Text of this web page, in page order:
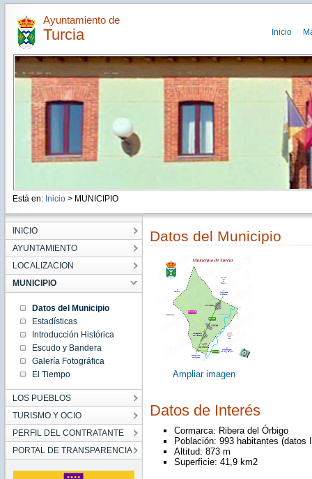
Ayuntamiento de
Turcia Inicio
Está en: Inicio > MUNICIPIO
INICIO
AYUNTAMIENTO
LOCALIZACION
MUNICIPIO
Datos del Municipio
Estadísticas
Introducción Histórica
Escudo y Bandera
Galería Fotográfica
El Tiempo
LOS PUEBLOS
TURISMO Y OCIO
PERFIL DEL CONTRATANTE
PORTAL DE TRANSPARENCIA
Datos del Municipio
Ampliar imagen
Datos de Interés
Cormarca: Ribera del Órbigo
Población: 993 habitantes (datos
Altitud: 873 m
Superficie: 41,9 km2